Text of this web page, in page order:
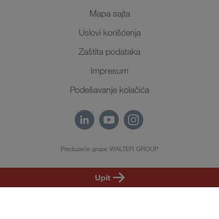
Upit
Mapa sajta
Uslovi korišćenja
Zaštita podataka
Impresum
Podešavanje kolačića
Preduzeće grupe WALTER GROUP